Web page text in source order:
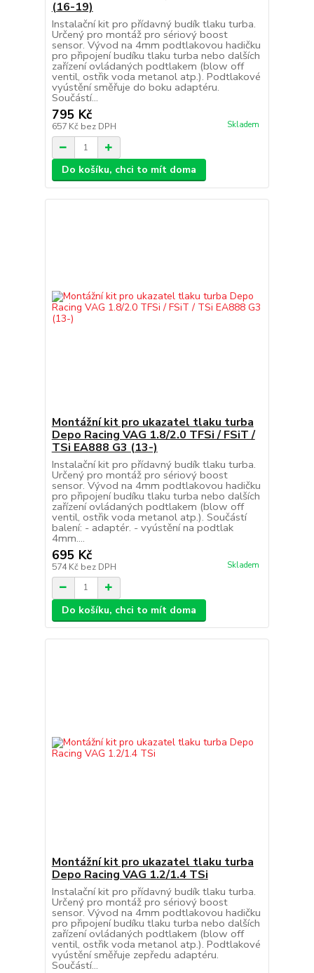
(16-19)
Instalační kit pro přídavný budík tlaku turba.
Určený pro montáž pro sériový boost
sensor. Vývod na 4mm podtlakovou hadičku
pro připojení budíku tlaku turba nebo dalších
zařízení ovládaných podtlakem (blow off
ventil, ostřik voda metanol atp.). Podtlakové
vyústění směřuje do boku adaptéru.
Součástí...
795 Kč
657 Kč bez DPH Skladem
Do košíku, chci to mít doma
Montážní kit pro ukazatel tlaku turba
Depo Racing VAG 1.8/2.0 TFSi / FSiT /
TSi EA888 G3 (13-)
Instalační kit pro přídavný budík tlaku turba.
Určený pro montáž pro sériový boost
sensor. Vývod na 4mm podtlakovou hadičku
pro připojení budíku tlaku turba nebo dalších
zařízení ovládaných podtlakem (blow off
ventil, ostřik voda metanol atp.). Součástí
balení: - adaptér. - vyústění na podtlak
4mm....
695 Kč
574 Kč bez DPH Skladem
Do košíku, chci to mít doma
Montážní kit pro ukazatel tlaku turba
Depo Racing VAG 1.2/1.4 TSi
Instalační kit pro přídavný budík tlaku turba.
Určený pro montáž pro sériový boost
sensor. Vývod na 4mm podtlakovou hadičku
pro připojení budíku tlaku turba nebo dalších
zařízení ovládaných podtlakem (blow off
ventil, ostřik voda metanol atp.). Podtlakové
vyústění směřuje zepředu adaptéru.
Součástí...